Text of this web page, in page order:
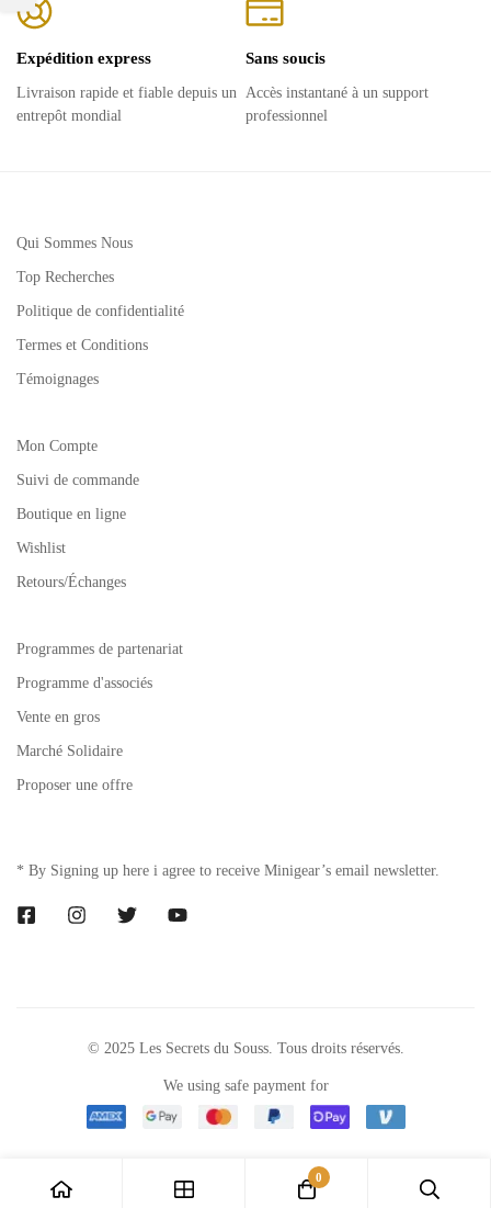
Expédition express
Livraison rapide et fiable depuis un
entrepôt mondial
Sans soucis
Accès instantané à un support
professionnel
Qui Sommes Nous
Top Recherches
Politique de confidentialité
Termes et Conditions
Témoignages
Mon Compte
Suivi de commande
Boutique en ligne
Wishlist
Retours/Échanges
Programmes de partenariat
Programme d'associés
Vente en gros
Marché Solidaire
Proposer une offre
* By Signing up here i agree to receive Minigear’s email newsletter.
© 2025 Les Secrets du Souss. Tous droits réservés.
We using safe payment for
0